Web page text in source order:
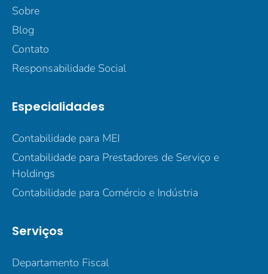
Sobre
Blog
Contato
Responsabilidade Social
Especialidades
Contabilidade para MEI
Contabilidade para Prestadores de Serviço e
Holdings
Contabilidade para Comércio e Indústria
Serviços
Departamento Fiscal